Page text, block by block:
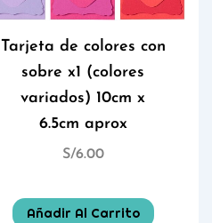
Tarjeta de colores con
sobre x1 (colores
variados) 10cm x
6.5cm aprox
S/6.00
Añadir Al Carrito